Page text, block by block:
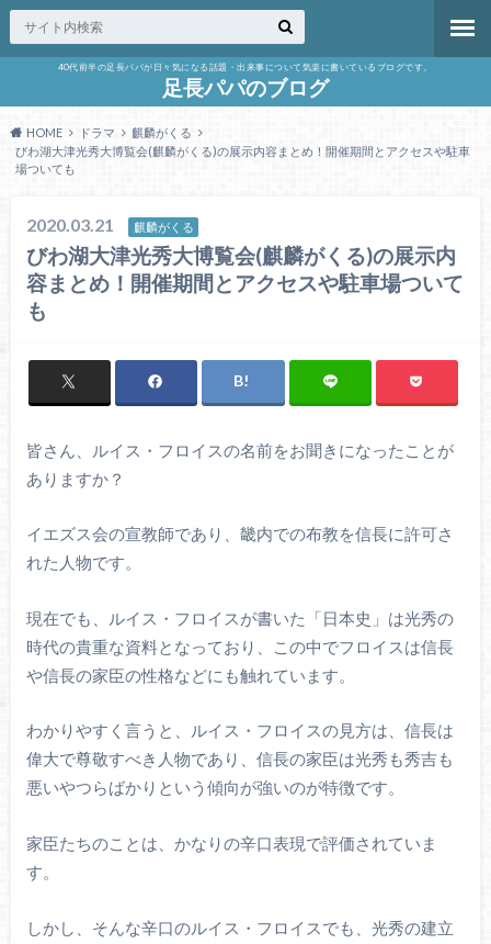
40代前半の足長パパが日々気になる話題・出来事について気楽に書いているブログです。
足長パパのブログ
HOME ドラマ
麒麟がくる
びわ湖大津光秀大博覧会(麒麟がくる)の展示内容まとめ！開催期間とアクセスや駐車
場ついても
2020.03.21 麒麟がくる
びわ湖大津光秀大博覧会(麒麟がくる)の展示内
容まとめ！開催期間とアクセスや駐車場ついて
も
皆さん、ルイス・フロイスの名前をお聞きになったことが
ありますか？
イエズス会の宣教師であり、畿内での布教を信長に許可さ
れた人物です。
現在でも、ルイス・フロイスが書いた「日本史」は光秀の
時代の貴重な資料となっており、この中でフロイスは信長
や信長の家臣の性格などにも触れています。
わかりやすく言うと、ルイス・フロイスの見方は、信長は
偉大で尊敬すべき人物であり、信長の家臣は光秀も秀吉も
悪いやつらばかりという傾向が強いのが特徴です。
家臣たちのことは、かなりの辛口表現で評価されていま
す。
しかし、そんな辛口のルイス・フロイスでも、光秀の建立